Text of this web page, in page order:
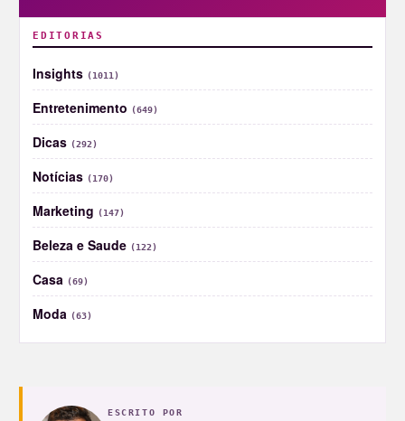
EDITORIAS
Insights (1011)
Entretenimento (649)
Dicas (292)
Notícias (170)
Marketing (147)
Beleza e Saude (122)
Casa (69)
Moda (63)
ESCRITO POR